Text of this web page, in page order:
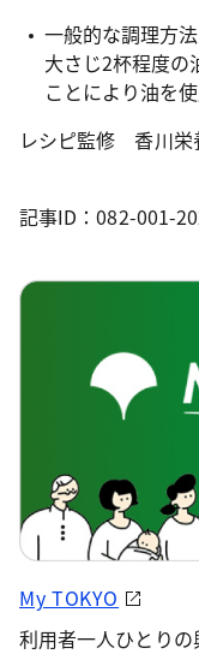
一般的な調理方
大さじ2杯程度の
ことにより油を
レシピ監修 香川栄
記事ID：082-001-
My TOKYO
利用者一人ひとり